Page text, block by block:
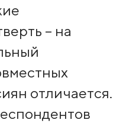
– на
отличается.